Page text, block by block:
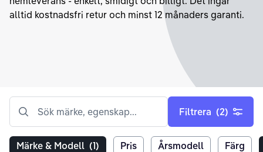
alltid kostnadsfri retur och minst 12 månaders garanti.
Sök märke, egenskap... Filtrera (2)
Märke & Modell (1) Pris Årsmodell Färg